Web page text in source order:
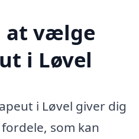
at vælge
i Løvel
i Løvel giver dig
som kan